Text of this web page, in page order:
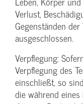
Verlust,
Gegenständen
ausgeschlossen.
Verpflegung:
Verpflegung des
einschließt, so
die während